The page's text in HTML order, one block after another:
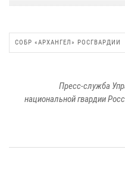
СОБР «АРХАНГЕЛ» РОСГВАРДИИ
Пресс-служба
национальной гвардии